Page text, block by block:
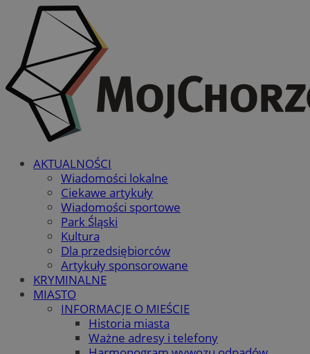
AKTUALNOŚCI
Wiadomości lokalne
Ciekawe artykuły
Wiadomości sportowe
Park Śląski
Kultura
Dla przedsiębiorców
Artykuły sponsorowane
KRYMINALNE
MIASTO
INFORMACJE O MIEŚCIE
Historia miasta
Ważne adresy i telefony